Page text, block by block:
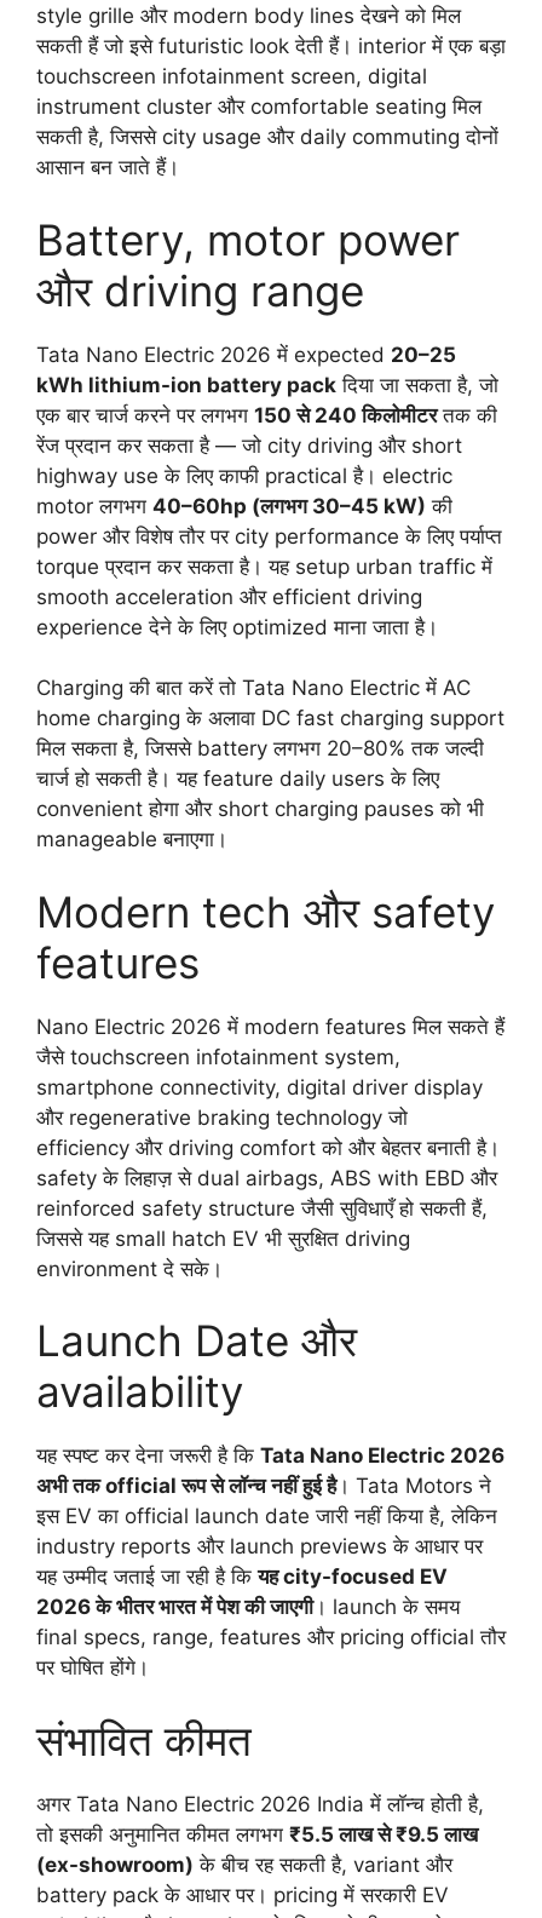
style grille और modern body lines देखने को मिल
सकती हैं जो इसे futuristic look देती हैं। interior में एक बड़ा
touchscreen infotainment screen, digital
instrument cluster और comfortable seating मिल
सकती है, जिससे city usage और daily commuting दोनों
आसान बन जाते हैं।
Battery, motor power
और driving range
Tata Nano Electric 2026 में expected 20–25
kWh lithium-ion battery pack दिया जा सकता है, जो
एक बार चार्ज करने पर लगभग 150 से 240 किलोमीटरतक की
रेंज प्रदान कर सकता है — जो city driving और short
highway use के लिए काफी practical है। electric
motor लगभग 40–60hp (लगभग 30–45 kW) की
power और विशेष तौर पर city performance के लिए पर्याप्त
torque प्रदान कर सकता है। यह setup urban traffic में
smooth acceleration और efficient driving
experience देने के लिए optimized माना जाता है।
Charging की बात करें तो Tata Nano Electric में AC
home charging के अलावा DC fast charging support
मिल सकता है, जिससे battery लगभग 20–80% तक जल्दी
चार्ज हो सकती है। यह feature daily users के लिए
convenient होगा और short charging pauses को भी
manageable बनाएगा।
Modern tech और safety
features
Nano Electric 2026 में modern features मिल सकते हैं
जैसे touchscreen infotainment system,
smartphone connectivity, digital driver display
और regenerative braking technology जो
efficiency और driving comfort को और बेहतर बनाती है।
safety के लिहाज़ से dual airbags, ABS with EBD और
reinforced safety structure जैसी सुविधाएँ हो सकती हैं,
जिससे यह small hatch EV भी सुरक्षित driving
environment दे सके।
Launch Date और
availability
यह स्पष्ट कर देना जरूरी है कि Tata Nano Electric 2026
अभी तक official रूप से लॉन्च नहीं हुई है। Tata Motors ने
इस EV का official launch date जारी नहीं किया है, लेकिन
industry reports और launch previews के आधार पर
यह उम्मीद जताई जा रही है कियह city-focused EV
2026 के भीतर भारत में पेश की जाएगी। launch के समय
final specs, range, features और pricing official तौर
पर घोषित होंगे।
संभावित कीमत
अगर Tata Nano Electric 2026 India में लॉन्च होती है,
तो इसकी अनुमानित कीमत लगभग ₹5.5 लाख से ₹9.5 लाख
(ex-showroom) के बीच रह सकती है, variant और
battery pack के आधार पर। pricing में सरकारी EV